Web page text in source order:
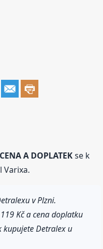
A DOPLATEKse k
v Plzni.
Kč a cena doplatku
kupujete Detralex u